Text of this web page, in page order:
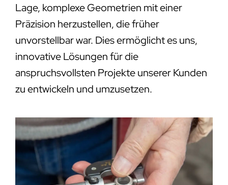
Lage, komplexe Geometrien mit einer
Präzision herzustellen, die früher
unvorstellbar war. Dies ermöglicht es uns,
innovative Lösungen für die
anspruchsvollsten Projekte unserer Kunden
zu entwickeln und umzusetzen.